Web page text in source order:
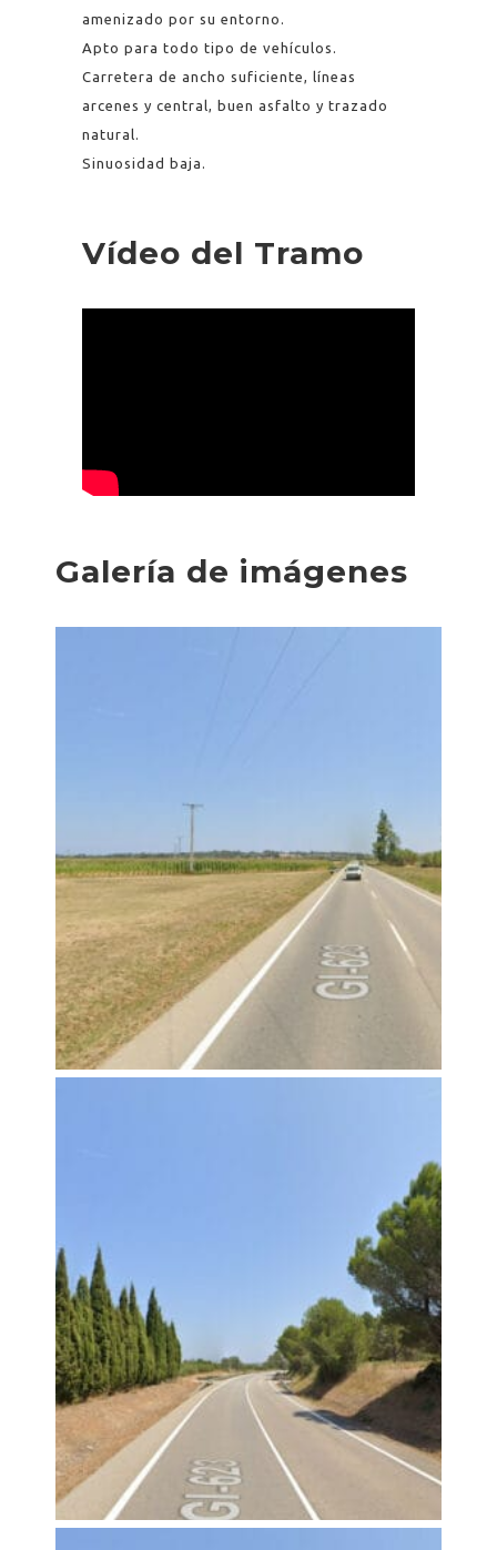
amenizado por su entorno.
Apto para todo tipo de vehículos.
Carretera de ancho suficiente, líneas
arcenes y central, buen asfalto y trazado
natural.
Sinuosidad baja.
Vídeo del Tramo
Galería de imágenes